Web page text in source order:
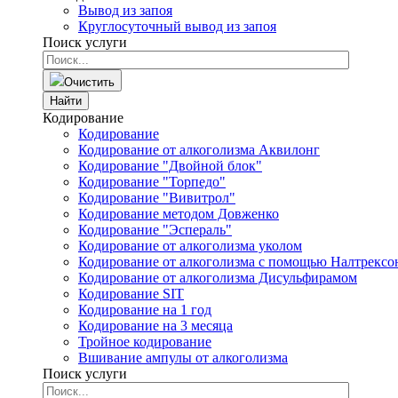
Вывод из запоя
Круглосуточный вывод из запоя
Поиск услуги
Очистить
Найти
Кодирование
Кодирование
Кодирование от алкоголизма Аквилонг
Кодирование "Двойной блок"
Кодирование "Торпедо"
Кодирование "Вивитрол"
Кодирование методом Довженко
Кодирование "Эспераль"
Кодирование от алкоголизма уколом
Кодирование от алкоголизма с помощью
Кодирование от алкоголизма Дисульфирамом
Кодирование SIT
Кодирование на 1 год
Кодирование на 3 месяца
Тройное кодирование
Вшивание ампулы от алкоголизма
Поиск услуги